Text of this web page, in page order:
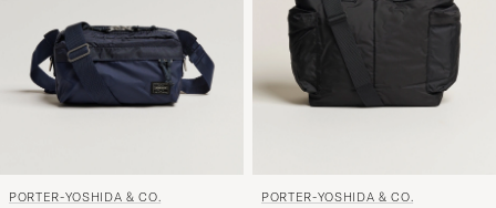
PORTER-YOSHIDA & CO. PORTER-YOSHIDA & CO.